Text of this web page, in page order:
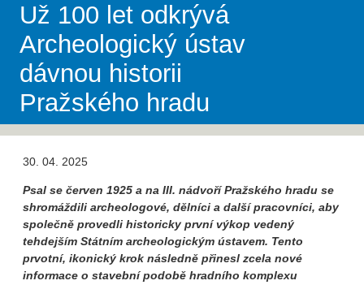
Už 100 let odkrývá
Archeologický ústav
dávnou historii
Pražského hradu
30. 04. 2025
Psal se červen 1925 a na III. nádvoří Pražského hradu se
shromáždili archeologové, dělníci a další pracovníci, aby
společně provedli historicky první výkop vedený
tehdejším Státním archeologickým ústavem. Tento
prvotní, ikonický krok následně přinesl zcela nové
informace o stavební podobě hradního komplexu